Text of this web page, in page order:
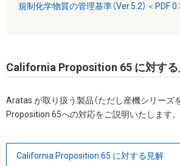
規制化学物質の管理基準（Ver.5.2）＜PDF
California Proposition 65 に対す
Aratas が取り扱う製品（ただし産機シリーズ
Proposition 65への対応をご説明いたします。
California Proposition 65 に対する見解